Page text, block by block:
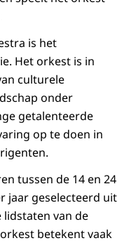
is het
Het orkest is in
culturele
onder
getalenteerde
op te doen in
tussen de 14 en 24
jaar geselecteerd uit
lidstaten van de
betekent vaak